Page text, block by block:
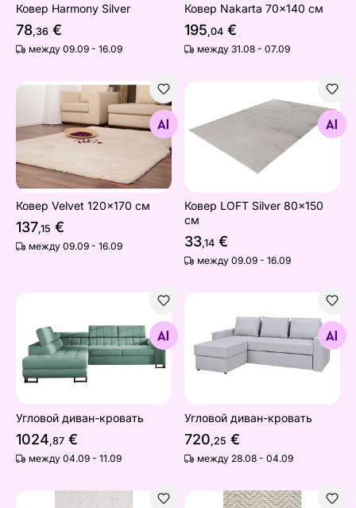
Ковер Harmony Silver
78,36 €
между 09.09 - 16.09
Ковер Nakarta 70x140 см
195,04 €
между 31.08 - 07.09
Ковер Velvet 120x170 см
Найдите похожие
Ковер Velvet 120x170 см
137,15 €
между 09.09 - 16.09
Ковер LOFT Silver 80x150
Найдите похожие
Ковер LOFT Silver 80x150
см
33,14 €
между 09.09 - 16.09
Угловой диван-кровать
Найдите похожие
Угловой диван-кровать
1024,87 €
между 04.09 - 11.09
Угловой диван-кровать
Найдите похожие
Угловой диван-кровать
720,25 €
между 28.08 - 04.09